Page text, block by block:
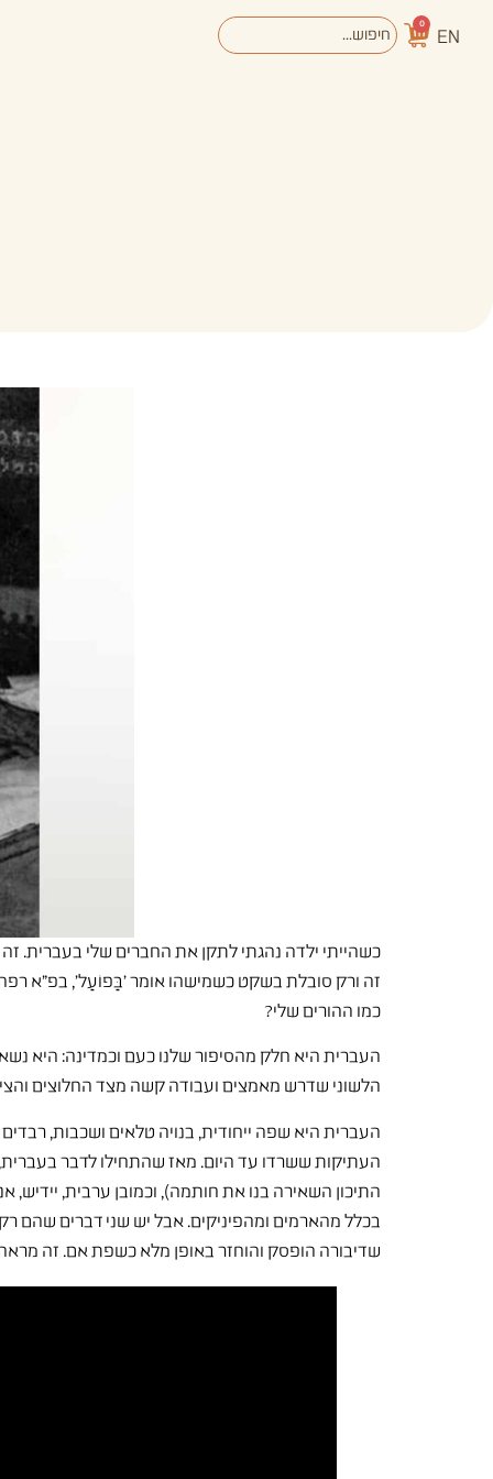
EN
0
כשהייתי ילדה נהגתי לתקן את החברים שלי בעברית.
זה ורק סובלת בשקט כשמישהו אומר 'בַּפוֹעַל', בפ"א
כמו ההורים שלי?
העברית היא חלק מהסיפור שלנו כעם וכמדינה: היא
הלשוני שדרש מאמצים ועבודה קשה מצד החלוצים
העברית היא שפה ייחודית, בנויה טלאים ושכבות,
התיכון השאירה בנו את חותמה), וכמובן ערבית, יידיש,
בכלל מהארמים ומהפיניקים. אבל יש שני דברים שהם
שדיבורה הופסק והוחזר באופן מלא כשפת אם. זה